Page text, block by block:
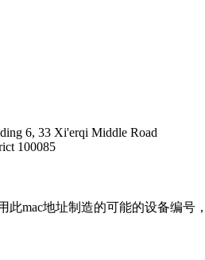
6, 33 Xi'erqi Middle Road
100085
此mac地址制造的可能的设备编号